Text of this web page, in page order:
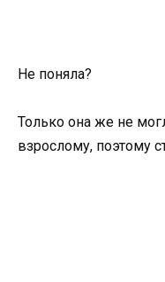
Не поняла?
Только она же не
взрослому, поэтому